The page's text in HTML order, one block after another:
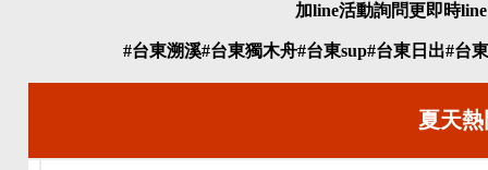
加line活動詢問更即時
#台東溯溪#台東獨木舟#台東sup#台東日出#台
夏天